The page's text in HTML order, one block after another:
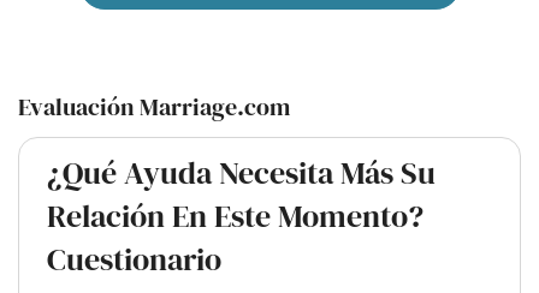
Evaluación Marriage.com
¿Qué Ayuda Necesita Más Su
Relación En Este Momento?
Cuestionario